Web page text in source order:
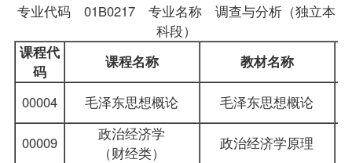
专业代码 01B0217 专业名称 调查与分析（独立本
科段）
课程代
码
课程名称 教材名称
00004 毛泽东思想概论 毛泽东思想概论
00009
政治经济学
（财经类）
政治经济学原理